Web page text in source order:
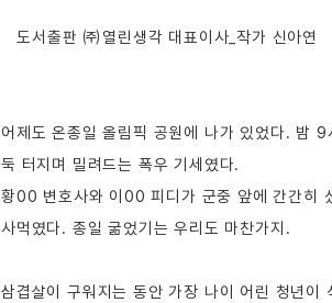
도서출판 ㈜열린생각 대표이사_작가 신아연
어제도 온종일 올림픽 공원에 나가 있었다. 밤
둑 터지며 밀려드는 폭우 기세였다.
황00 변호사와 이00 피디가 군중 앞에 간간히
사먹였다. 종일 굶었기는 우리도 마찬가지.
삼겹살이 구워지는 동안 가장 나이 어린 청년